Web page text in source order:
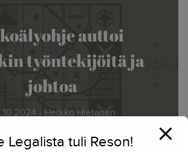
auttoi
työntekijöitä ja
johtoa
- Herkko Hietanen
Legalista tuli Reson!